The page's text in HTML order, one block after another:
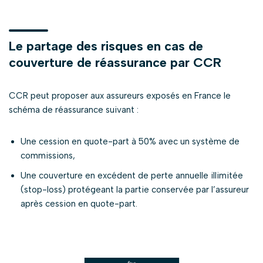
Le partage des risques en cas de
couverture de réassurance par CCR
CCR peut proposer aux assureurs exposés en France le
schéma de réassurance suivant :
Une cession en quote-part à 50% avec un système de
commissions,
Une couverture en excédent de perte annuelle illimitée
(stop-loss) protégeant la partie conservée par l’assureur
après cession en quote-part.